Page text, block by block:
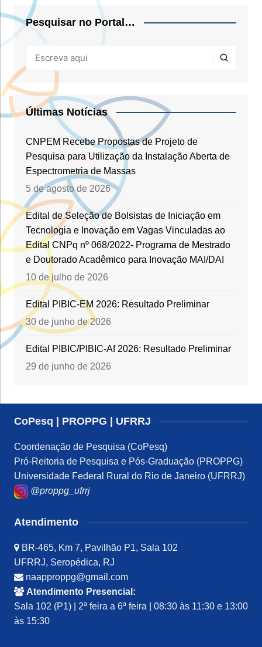
Pesquisar no Portal…
Últimas Notícias
CNPEM Recebe Propostas de Projeto de
Pesquisa para Utilização da Instalação Aberta de
Espectrometria de Massas
5 de agosto de 2026
Edital de Seleção de Bolsistas de Iniciação em
Tecnologia e Inovação em Vagas Vinculadas ao
Edital CNPq nº 068/2022- Programa de Mestrado
e Doutorado Acadêmico para Inovação MAI/DAI
10 de julho de 2026
Edital PIBIC-EM 2026: Resultado Preliminar
30 de junho de 2026
Edital PIBIC/PIBIC-Af 2026: Resultado Preliminar
29 de junho de 2026
CoPesq | PROPPG | UFRRJ
Coordenação de Pesquisa (CoPesq)
Pró-Reitoria de Pesquisa e Pós-Graduação (PROPPG)
Universidade Federal Rural do Rio de Janeiro (UFRRJ)
@proppg_ufrrj
Atendimento
BR-465, Km 7, Pavilhão P1, Sala 102
UFRRJ, Seropédica, RJ
naapproppg@gmail.com
Atendimento Presencial:
Sala 102 (P1) | 2ª feira a 6ª feira | 08:30 às 11:30 e 13:00
às 15:30